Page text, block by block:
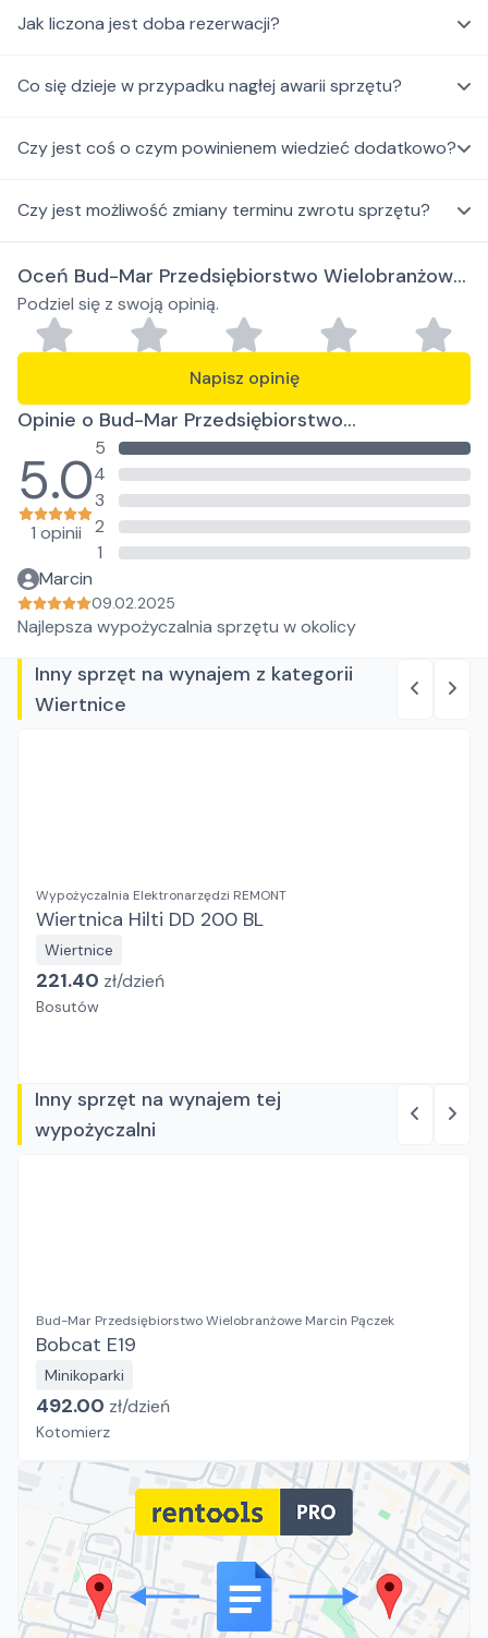
Jak liczona jest doba rezerwacji?
Co się dzieje w przypadku nagłej awarii sprzętu?
Czy jest coś o czym powinienem wiedzieć dodatkowo?
Czy jest możliwość zmiany terminu zwrotu sprzętu?
Oceń Bud-Mar Przedsiębiorstwo Wielobranżowe
Marcin Pączek
Podziel się z swoją opinią.
Napisz opinię
Opinie o Bud-Mar Przedsiębiorstwo
Wielobranżowe Marcin Pączek
5.0
1 opinii
5
4
3
2
1
Marcin
09.02.2025
Najlepsza wypożyczalnia sprzętu w okolicy
Inny sprzęt na wynajem z kategorii
Wiertnice
Wypożyczalnia Elektronarzędzi REMONT
Wiertnica Hilti DD 200 BL
Wiertnice
221.40 zł/dzień
Bosutów
Inny sprzęt na wynajem tej
wypożyczalni
Bud-Mar Przedsiębiorstwo Wielobranżowe Marcin Pączek
Bobcat E19
Minikoparki
492.00 zł/dzień
Kotomierz